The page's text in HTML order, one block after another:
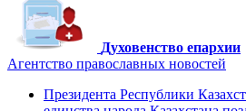
Духовенство епархии
Агентство православных новостей
Президента Республики